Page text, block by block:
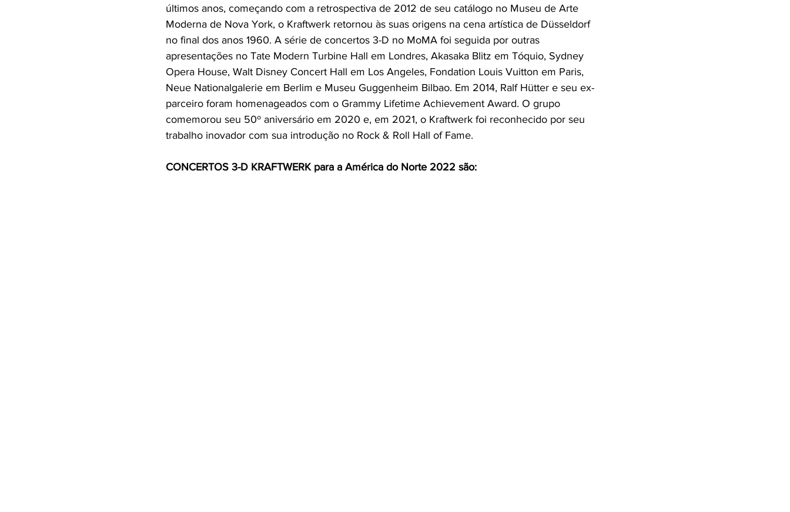
últimos anos, começando com a retrospectiva de 2012 de seu catálogo no Museu de Arte
Moderna de Nova York, o Kraftwerk retornou às suas origens na cena artística de Düsseldorf
no final dos anos 1960. A série de concertos 3-D no MoMA foi seguida por outras
apresentações no Tate Modern Turbine Hall em Londres, Akasaka Blitz em Tóquio, Sydney
Opera House, Walt Disney Concert Hall em Los Angeles, Fondation Louis Vuitton em Paris,
Neue Nationalgalerie em Berlim e Museu Guggenheim Bilbao. Em 2014, Ralf Hütter e seu ex-
parceiro foram homenageados com o Grammy Lifetime Achievement Award. O grupo
comemorou seu 50º aniversário em 2020 e, em 2021, o Kraftwerk foi reconhecido por seu
trabalho inovador com sua introdução no Rock & Roll Hall of Fame.
CONCERTOS 3-D KRAFTWERK para a América do Norte 2022 são: